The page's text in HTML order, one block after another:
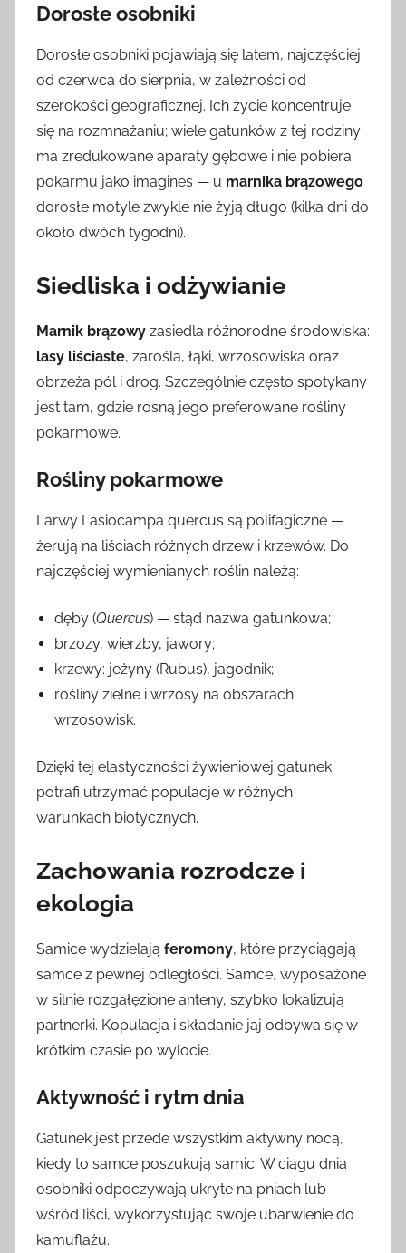
Dorosłe osobniki
Dorosłe osobniki pojawiają się latem, najczęściej
od czerwca do sierpnia, w zależności od
szerokości geograficznej. Ich życie koncentruje
się na rozmnażaniu; wiele gatunków z tej rodziny
ma zredukowane aparaty gębowe i nie pobiera
pokarmu jako imagines — u marnika brązowego
dorosłe motyle zwykle nie żyją długo (kilka dni do
około dwóch tygodni).
Siedliska i odżywianie
Marnik brązowy zasiedla różnorodne środowiska:
lasy liściaste, zarośla, łąki, wrzosowiska oraz
obrzeża pól i drog. Szczególnie często spotykany
jest tam, gdzie rosną jego preferowane rośliny
pokarmowe.
Rośliny pokarmowe
Larwy Lasiocampa quercus są polifagiczne —
żerują na liściach różnych drzew i krzewów. Do
najczęściej wymienianych roślin należą:
dęby (Quercus) — stąd nazwa gatunkowa;
brzozy, wierzby, jawory;
krzewy: jeżyny (Rubus), jagodnik;
rośliny zielne i wrzosy na obszarach
wrzosowisk.
Dzięki tej elastyczności żywieniowej gatunek
potrafi utrzymać populacje w różnych
warunkach biotycznych.
Zachowania rozrodcze i
ekologia
Samice wydzielają feromony, które przyciągają
samce z pewnej odległości. Samce, wyposażone
w silnie rozgałęzione anteny, szybko lokalizują
partnerki. Kopulacja i składanie jaj odbywa się w
krótkim czasie po wylocie.
Aktywność i rytm dnia
Gatunek jest przede wszystkim aktywny nocą,
kiedy to samce poszukują samic. W ciągu dnia
osobniki odpoczywają ukryte na pniach lub
wśród liści, wykorzystując swoje ubarwienie do
kamuflażu.